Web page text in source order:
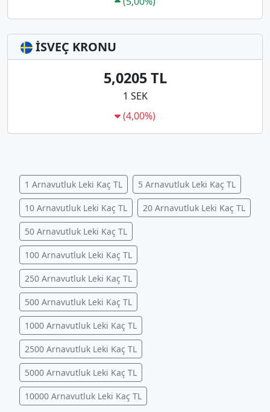
İSVEÇ KRONU
5,0205 TL
1 SEK
(4,00%)
1 Arnavutluk Leki Kaç TL 5 Arnavutluk Leki Kaç TL
10 Arnavutluk Leki Kaç TL 20 Arnavutluk Leki Kaç TL
50 Arnavutluk Leki Kaç TL
100 Arnavutluk Leki Kaç TL
250 Arnavutluk Leki Kaç TL
500 Arnavutluk Leki Kaç TL
1000 Arnavutluk Leki Kaç TL
2500 Arnavutluk Leki Kaç TL
5000 Arnavutluk Leki Kaç TL
10000 Arnavutluk Leki Kaç TL